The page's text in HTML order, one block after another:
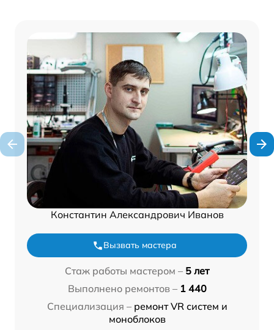
Константин Александрович Иванов
Вызвать мастера
Стаж работы мастером – 5 лет
Выполнено ремонтов – 1 440
Специализация – ремонт VR систем и
моноблоков